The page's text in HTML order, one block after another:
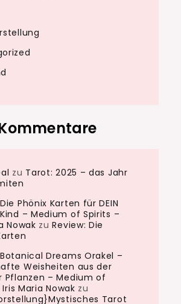
zu Tarot: 2025 – das Jahr
Phönix Karten für DEIN
Kind – Medium of Spirits –
Nowak zuReview: Die
Dreams Orakel –
Weisheiten aus der
Pflanzen – Medium of
Maria Nowak zu
Tarot